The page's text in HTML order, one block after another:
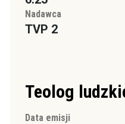
Nadawca
TVP 2
Teolog
Data emisji